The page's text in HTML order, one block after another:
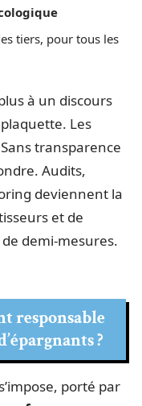
tiers, pour tous les
à un discours
Les
transparence
Audits,
deviennent la
et de
demi-mesures.
responsable
?
s’impose, porté par